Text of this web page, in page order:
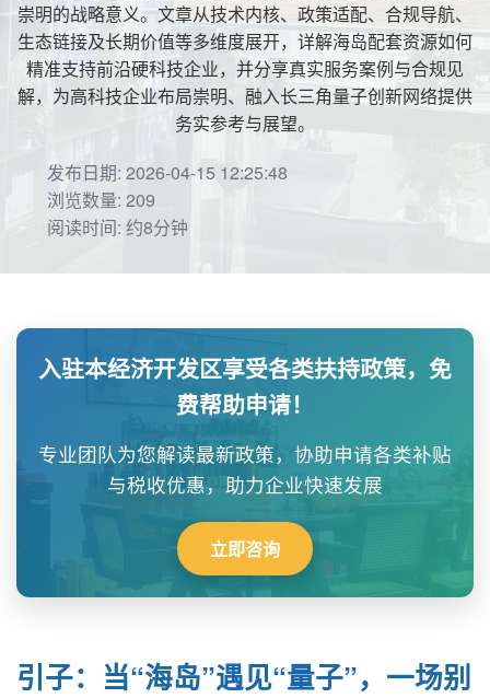
崇明的战略意义。文章从技术内核、政策适配、合规导航、
生态链接及长期价值等多维度展开，详解海岛配套资源如何
精准支持前沿硬科技企业，并分享真实服务案例与合规见
解，为高科技企业布局崇明、融入长三角量子创新网络提供
务实参考与展望。
发布日期: 2026-04-15 12:25:48
浏览数量: 209
阅读时间: 约8分钟
入驻本经济开发区享受各类扶持政策，免
费帮助申请！
专业团队为您解读最新政策，协助申请各类补贴
与税收优惠，助力企业快速发展
立即咨询
引子：当“海岛”遇见“量子”，一场别